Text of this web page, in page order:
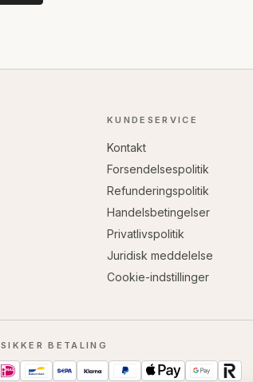
KUNDESERVICE
Kontakt
Forsendelsespolitik
Refunderingspolitik
Handelsbetingelser
Privatlivspolitik
Juridisk meddelelse
Cookie-indstillinger
SIKKER BETALING